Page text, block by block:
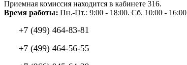
Приемная комиссия находится в кабинете 316.
Время работы: Пн.-Пт.: 9:00 - 18:00. Сб. 10:00 - 16:00
+7 (499) 464-83-81
+7 (499) 464-56-55